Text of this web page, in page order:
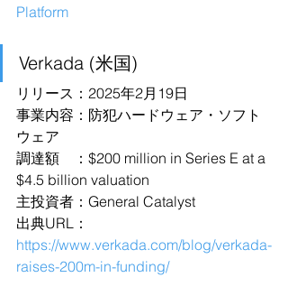
Platform
Verkada (米国)
リリース：2025年2月19日
事業内容：防犯ハードウェア・ソフト
ウェア
調達額　：$200 million in Series E at a
$4.5 billion valuation
主投資者：General Catalyst
出典URL：
https://www.verkada.com/blog/verkada-
raises-200m-in-funding/